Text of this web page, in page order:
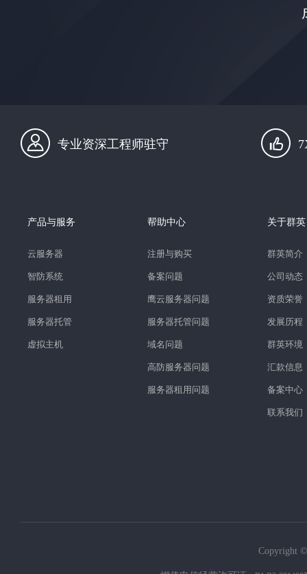
专业资深工程师驻守
产品与服务
云服务器
智防系统
服务器租用
服务器托管
虚拟主机
帮助中心
注册与购买
备案问题
鹰云服务器问题
服务器托管问题
域名问题
高防服务器问题
服务器租用问题
关于群英
群英简介
公司动态
资质荣誉
发展历程
群英环境
汇款信息
备案中心
联系我们
Copyright